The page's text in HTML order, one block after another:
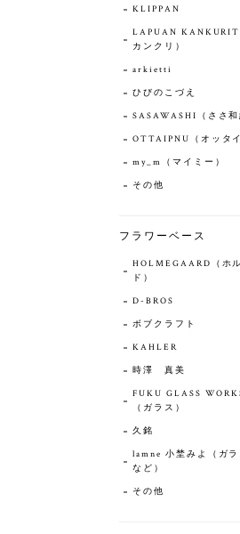
KLIPPAN
LAPUAN KANKURIT
カンクリ）
arkietti
ひびのこづえ
SASAWASHI（ささ和
OTTAIPNU（オッタ
my_m（マイミー）
その他
フラワーベース
HOLMEGAARD（ホ
ド）
D-BROS
ボブクラフト
KAHLER
時澤 真美
FUKU GLASS
（ガラス）
久銘
lamne 小埜みよ（ガ
など）
その他